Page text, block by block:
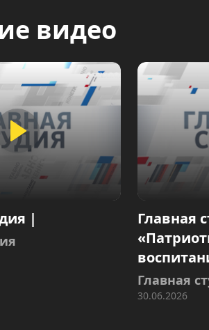
видео
|
Главная
Главная
30.06.2026